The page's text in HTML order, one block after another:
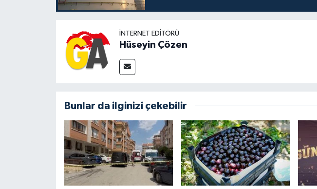
İNTERNET EDITÖRÜ
Hüseyin Çözen
Bunlar da ilginizi çekebilir